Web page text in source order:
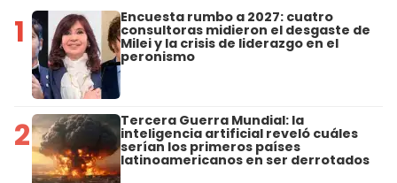
1 Encuesta rumbo a 2027: cuatro
consultoras midieron el desgaste de
Milei y la crisis de liderazgo en el
peronismo
2 Tercera Guerra Mundial: la
inteligencia artificial reveló cuáles
serían los primeros países
latinoamericanos en ser derrotados